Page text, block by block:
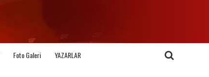
Foto Galeri YAZARLAR